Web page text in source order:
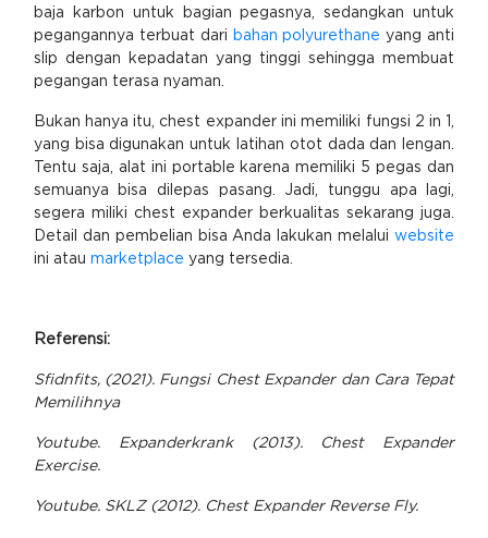
baja karbon untuk bagian pegasnya, sedangkan untuk
pegangannya terbuat dari bahan polyurethane yang anti
slip dengan kepadatan yang tinggi sehingga membuat
pegangan terasa nyaman.
Bukan hanya itu, chest expander ini memiliki fungsi 2 in 1,
yang bisa digunakan untuk latihan otot dada dan lengan.
Tentu saja, alat ini portable karena memiliki 5 pegas dan
semuanya bisa dilepas pasang. Jadi, tunggu apa lagi,
segera miliki chest expander berkualitas sekarang juga.
Detail dan pembelian bisa Anda lakukan melaluiwebsite
ini atau marketplace yang tersedia.
Referensi:
Sfidnfits, (2021). Fungsi Chest Expander dan Cara Tepat
Memilihnya
Youtube. Expanderkrank (2013). Chest Expander
Exercise.
Youtube. SKLZ (2012). Chest Expander Reverse Fly.